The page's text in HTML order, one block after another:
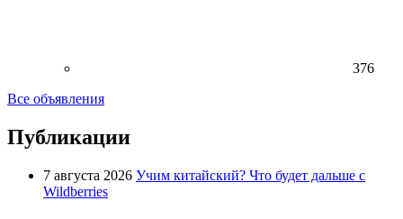
376
Все объявления
Публикации
7 августа 2026 Учим китайский? Что будет дальше с
Wildberries